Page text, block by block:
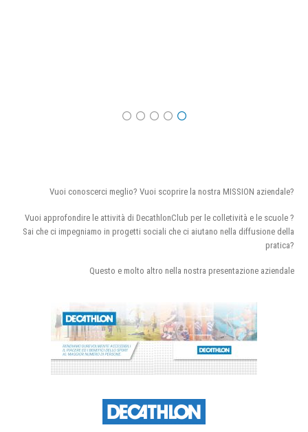
Vuoi conoscerci meglio? Vuoi scoprire la nostra MISSION aziendale?
Vuoi approfondire le attività di DecathlonClub per le colletività e le scuole ?
Sai che ci impegniamo in progetti sociali che ci aiutano nella diffusione della
pratica?
Questo e molto altro nella nostra presentazione aziendale